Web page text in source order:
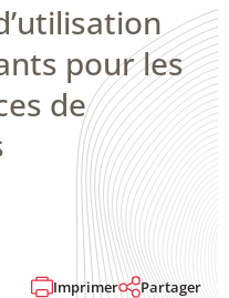
pour les
de
Imprimer Partager